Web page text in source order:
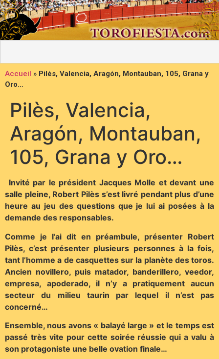
Accueil » Pilès, Valencia, Aragón, Montauban, 105, Grana y
Oro…
Pilès, Valencia,
Aragón, Montauban,
105, Grana y Oro…
Invité par le président Jacques Molle et devant une
salle pleine, Robert Pilès s’est livré pendant plus d’une
heure au jeu des questions que je lui ai posées à la
demande des responsables.
Comme je l’ai dit en préambule, présenter Robert
Pilès, c’est présenter plusieurs personnes à la fois,
tant l’homme a de casquettes sur la planète des toros.
Ancien novillero, puis matador, banderillero, veedor,
empresa, apoderado, il n’y a pratiquement aucun
secteur du milieu taurin par lequel il n’est pas
concerné…
Ensemble, nous avons « balayé large » et le temps est
passé très vite pour cette soirée réussie qui a valu à
son protagoniste une belle ovation finale…